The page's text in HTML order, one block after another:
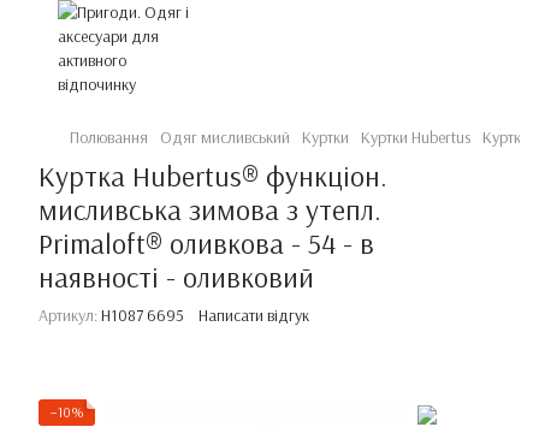
Полювання Одяг мисливський Куртки Куртки Hubertus Куртка
Куртка Hubertus® функціон.
мисливська зимова з утепл.
Primaloft® оливкова - 54 - в
наявності - оливковий
Артикул: H1087 6695 Написати відгук
−10%